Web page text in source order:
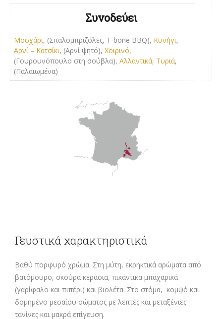
Συνοδεύει
Μοσχάρι, (Σπαλομπριζόλες, T-bone BBQ), Κυνήγι,
Αρνί – Κατσίκι, (Αρνί ψητό), Χοιρινό,
(Γουρουνόπουλο στη σούβλα), Αλλαντικά, Τυριά,
(Παλαιωμένα)
Γευστικά χαρακτηριστικά
Βαθύ πορφυρό χρώμα. Στη μύτη, εκρηκτικά αρώματα από
βατόμουρο, σκούρα κεράσια, πικάντικα μπαχαρικά
(γαρίφαλο και πιπέρι) και βιολέτα. Στο στόμα, κομψό και
δομημένο μεσαίου σώματος με λεπτές και μεταξένιες
τανίνες και μακρά επίγευση.